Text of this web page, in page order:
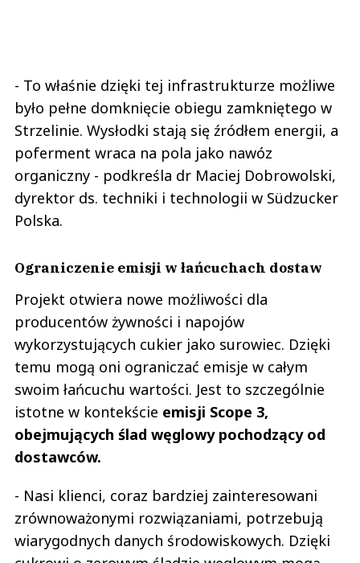
- To właśnie dzięki tej infrastrukturze możliwe
było pełne domknięcie obiegu zamkniętego w
Strzelinie. Wysłodki stają się źródłem energii, a
poferment wraca na pola jako nawóz
organiczny - podkreśla dr Maciej Dobrowolski,
dyrektor ds. techniki i technologii w Südzucker
Polska.
Ograniczenie emisji w łańcuchach dostaw
Projekt otwiera nowe możliwości dla
producentów żywności i napojów
wykorzystujących cukier jako surowiec. Dzięki
temu mogą oni ograniczać emisje w całym
swoim łańcuchu wartości. Jest to szczególnie
istotne w kontekście emisji Scope 3,
obejmujących ślad węglowy pochodzący od
dostawców.
- Nasi klienci, coraz bardziej zainteresowani
zrównoważonymi rozwiązaniami, potrzebują
wiarygodnych danych środowiskowych. Dzięki